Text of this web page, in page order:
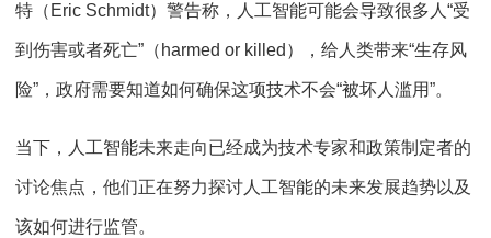
特（Eric Schmidt）警告称，人工智能可能会导致很多人“受
到伤害或者死亡”（harmed or killed），给人类带来“生存风
险”，政府需要知道如何确保这项技术不会“被坏人滥用”。
当下，人工智能未来走向已经成为技术专家和政策制定者的
讨论焦点，他们正在努力探讨人工智能的未来发展趋势以及
该如何进行监管。